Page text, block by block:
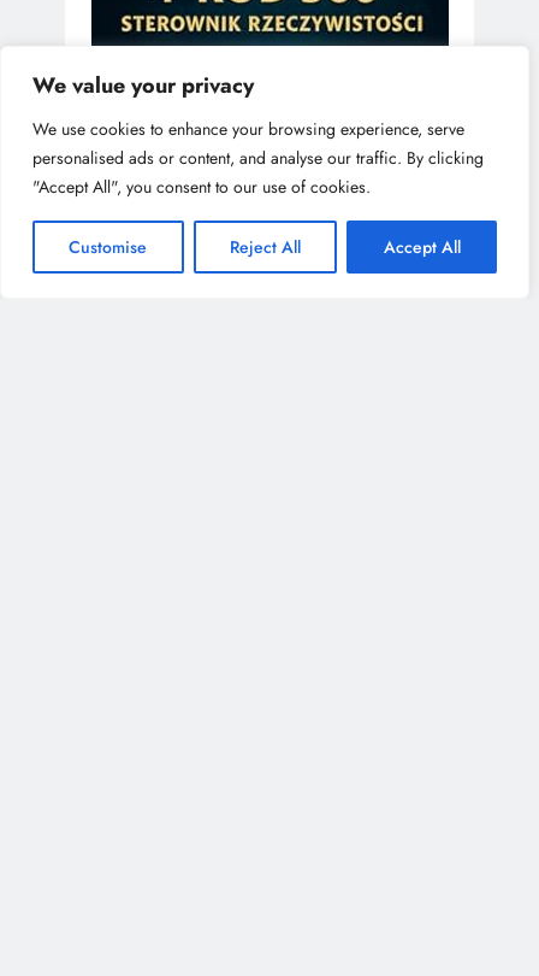
We value your privacy
We use cookies to enhance your browsing experience, serve
personalised ads or content, and analyse our traffic. By clicking
"Accept All", you consent to our use of cookies.
Customise Reject All Accept All